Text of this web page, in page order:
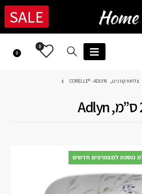
SALE
0
0
צלחות קורנינג,
CORELLE® - ADLYN